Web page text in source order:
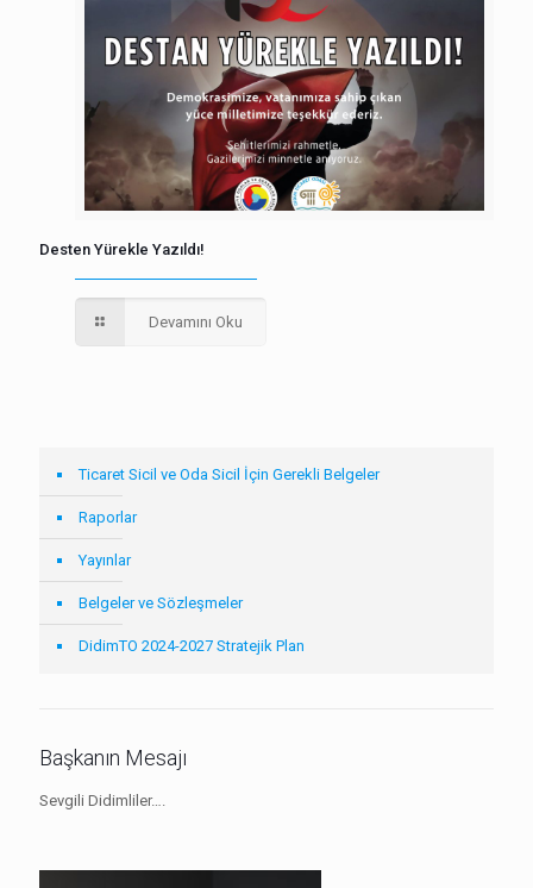
Desten Yürekle Yazıldı!
Devamını Oku
Ticaret Sicil ve Oda Sicil İçin Gerekli Belgeler
Raporlar
Yayınlar
Belgeler ve Sözleşmeler
DidimTO 2024-2027 Stratejik Plan
Başkanın Mesajı
Sevgili Didimliler….